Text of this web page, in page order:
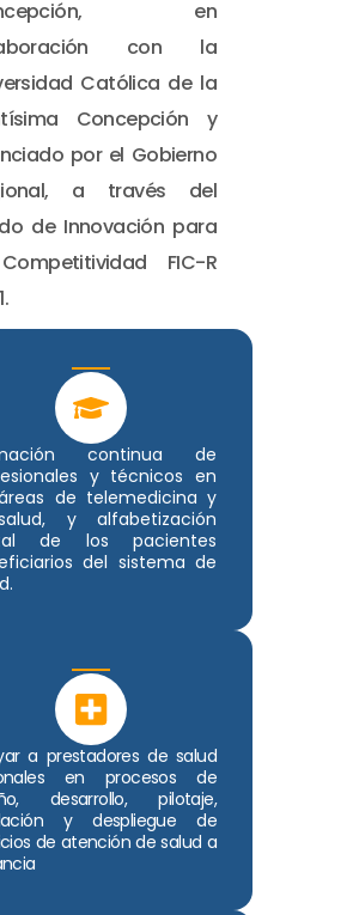
continua de
y técnicos en
de telemedicina y
y alfabetización
de los pacientes
del sistema de
a prestadores de salud
en procesos de
desarrollo, pilotaje,
y despliegue de
de atención de salud a
en
con la
Católica de la
Concepción y
por el Gobierno
a través del
de Innovación para
FIC-R